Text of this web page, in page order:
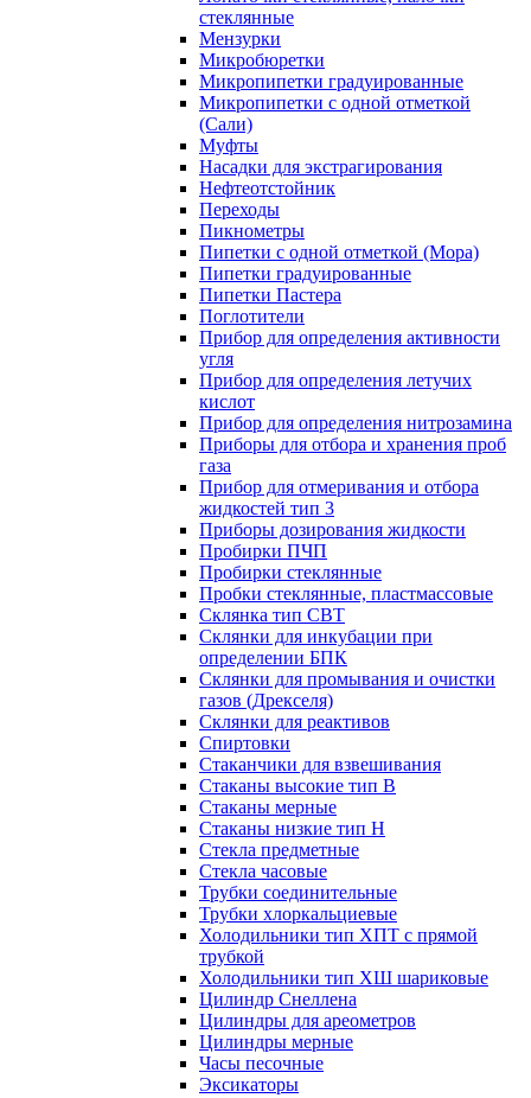
стеклянные
Мензурки
Микробюретки
Микропипетки градуированные
Микропипетки с одной отметкой
(Сали)
Муфты
Насадки для экстрагирования
Нефтеотстойник
Переходы
Пикнометры
Пипетки с одной отметкой (Мора)
Пипетки градуированные
Пипетки Пастера
Поглотители
Прибор для определения активности
угля
Прибор для определения летучих
кислот
Прибор для определения нитрозамина
Приборы для отбора и хранения проб
газа
Прибор для отмеривания и отбора
жидкостей тип 3
Приборы дозирования жидкости
Пробирки ПЧП
Пробирки стеклянные
Пробки стеклянные, пластмассовые
Склянка тип СВТ
Склянки для инкубации при
определении БПК
Склянки для промывания и очистки
газов (Дрекселя)
Склянки для реактивов
Спиртовки
Стаканчики для взвешивания
Стаканы высокие тип В
Стаканы мерные
Стаканы низкие тип Н
Стекла предметные
Стекла часовые
Трубки соединительные
Трубки хлоркальциевые
Холодильники тип ХПТ с прямой
трубкой
Холодильники тип ХШ шариковые
Цилиндр Снеллена
Цилиндры для ареометров
Цилиндры мерные
Часы песочные
Эксикаторы